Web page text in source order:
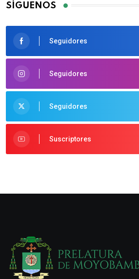
SÍGUENOS
Seguidores
Seguidores
Seguidores
Suscriptores